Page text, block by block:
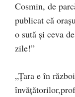
Cosmin, de
publicat că
o sută și ceva
zile!”
„Ţara e în